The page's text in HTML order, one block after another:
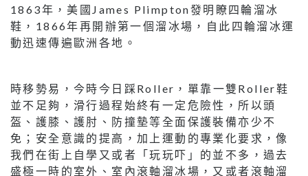
1863年，美國James Plimpton發明瞭四輪溜冰
鞋，1866年再開辦第一個溜冰場，自此四輪溜冰運
動迅速傳遍歐洲各地。
時移勢易，今時今日踩Roller，單靠一雙Roller鞋
並不足夠，滑行過程始終有一定危險性，所以頭
盔、護膝、護肘、防撞墊等全面保護裝備亦少不
免；安全意識的提高，加上運動的專業化要求，像
我們在街上自學又或者「玩玩吓」的並不多，過去
盛極一時的室外、室內滾軸溜冰場，又或者滾軸溜